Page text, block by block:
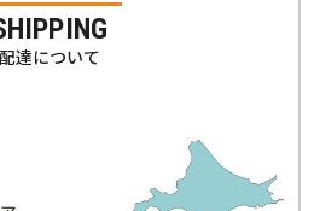
配達について